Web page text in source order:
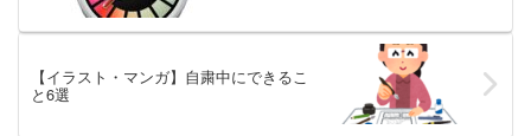
【イラスト・マンガ】自粛中にできるこ
と6選